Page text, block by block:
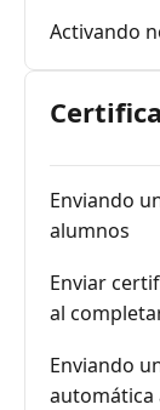
Activando
Enviando
alumnos
Enviar
al
Enviando